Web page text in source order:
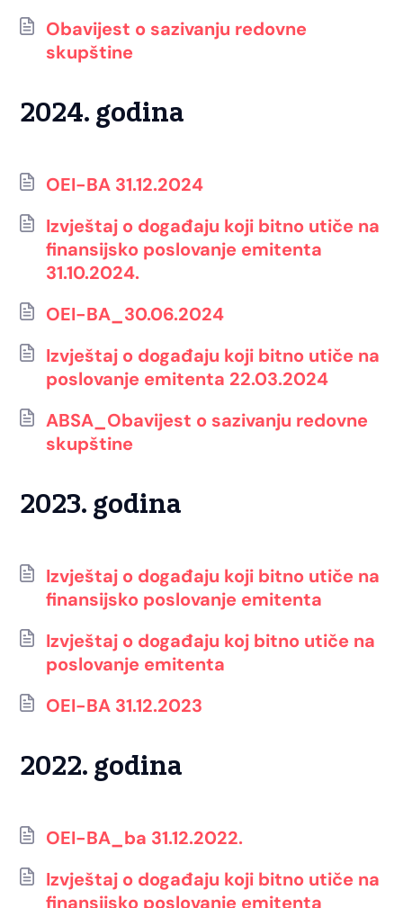
Obavijest o sazivanju redovne
skupštine
2024. godina
OEI-BA 31.12.2024
Izvještaj o događaju koji bitno utiče na
finansijsko poslovanje emitenta
31.10.2024.
OEI-BA_30.06.2024
Izvještaj o događaju koji bitno utiče na
poslovanje emitenta 22.03.2024
ABSA_Obavijest o sazivanju redovne
skupštine
2023. godina
Izvještaj o događaju koji bitno utiče na
finansijsko poslovanje emitenta
Izvještaj o događaju koj bitno utiče na
poslovanje emitenta
OEI-BA 31.12.2023
2022. godina
OEI-BA_ba 31.12.2022.
Izvještaj o događaju koji bitno utiče na
finansijsko poslovanje emitenta